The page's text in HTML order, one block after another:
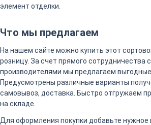
элемент отделки.
Что мы предлагаем
На нашем сайте можно купить этот
розницу. За счет прямого сотрудничества
производителями мы предлагаем
Предусмотрены различные варианты
самовывоз, доставка. Быстро отгружаем
на складе.
Для оформления покупки добавьте нужное